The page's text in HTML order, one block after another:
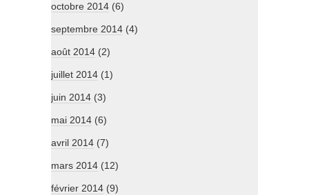
octobre 2014 (6)
septembre 2014 (4)
août 2014 (2)
juillet 2014 (1)
juin 2014 (3)
mai 2014 (6)
avril 2014 (7)
mars 2014 (12)
février 2014 (9)